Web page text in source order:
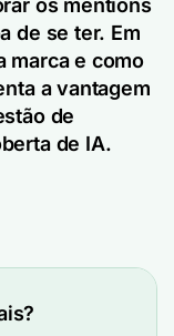
os mentions
de se ter. Em
marca e como
a vantagem
de
de IA.